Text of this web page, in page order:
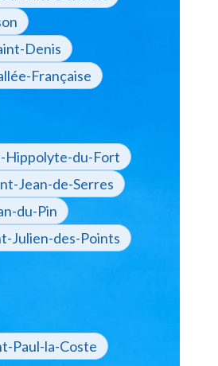
Denis
Française
Hippolyte-du-Fort
Jean-de-Serres
du-Pin
Julien-des-Points
Paul-la-Coste